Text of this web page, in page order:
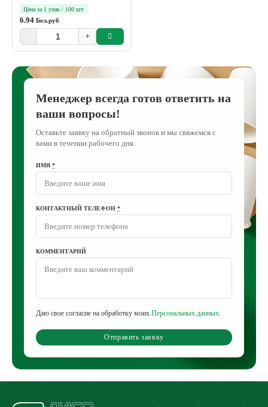
Цена за 1 упак / 100 шт.
6.94 Бел.руб
- +
Менеджер всегда готов ответить на
ваши вопросы!
Оставьте заявку на обратный звонок и мы свяжемся с
вами в течении рабочего дня.
ИМЯ *
КОНТАКТНЫЙ ТЕЛЕФОН *
КОММЕНТАРИЙ
Даю свое согласие на обработку моих Персональных данных.
Отправить заявку